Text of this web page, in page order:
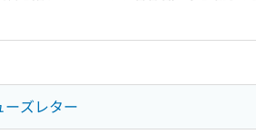
ーズレター